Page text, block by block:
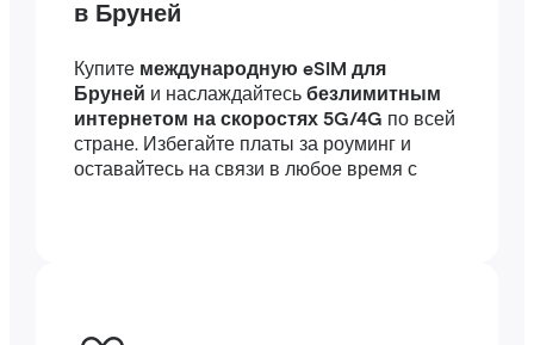
в Бруней
Купите международную eSIM для
Бруней и наслаждайтесь безлимитным
интернетом на скоростях 5G/4G по всей
стране. Избегайте платы за роуминг и
оставайтесь на связи в любое время с